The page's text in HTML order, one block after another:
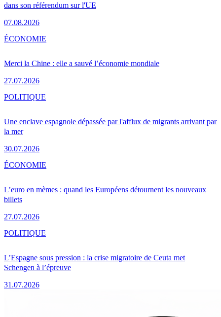
dans son référendum sur l'UE
07.08.2026
Merci la Chine : elle a sauvé l’économie mondiale
27.07.2026
ÉCONOMIE
Une enclave espagnole dépassée par l'afflux de migrants arrivant par
la mer
30.07.2026
POLITIQUE
L’euro en mèmes : quand les Européens détournent les nouveaux
billets
27.07.2026
ÉCONOMIE
L’Espagne sous pression : la crise migratoire de Ceuta met
Schengen à l’épreuve
31.07.2026
POLITIQUE